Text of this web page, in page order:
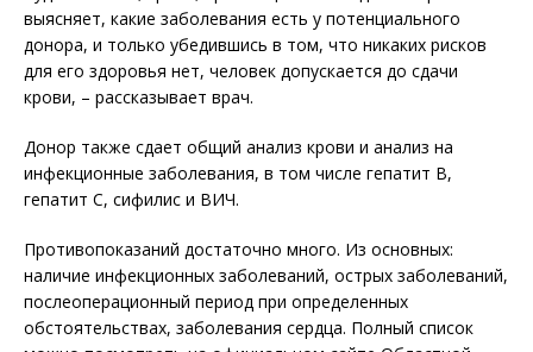
выясняет, какие заболевания есть у потенциального
донора, и только убедившись в том, что никаких рисков
для его здоровья нет, человек допускается до сдачи
крови, – рассказывает врач.
Донор также сдает общий анализ крови и анализ на
инфекционные заболевания, в том числе гепатит В,
гепатит С, сифилис и ВИЧ.
Противопоказаний достаточно много. Из основных:
наличие инфекционных заболеваний, острых заболеваний,
послеоперационный период при определенных
обстоятельствах, заболевания сердца. Полный список